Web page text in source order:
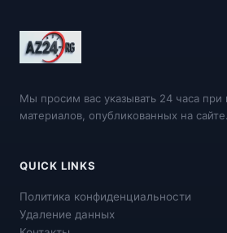
Мы просим вас указывать 24 часа при
материалов, опубликованных на сайте.
QUICK LINKS
Политика конфиденциальности
Удаление данных